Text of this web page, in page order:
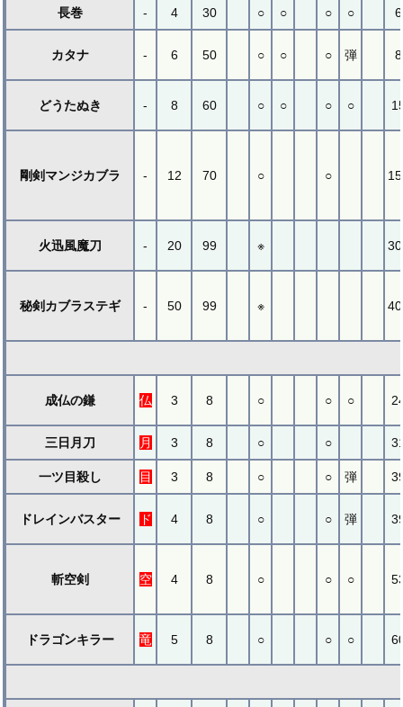
長巻 - 4 30 ○ ○ ○ ○
カタナ - 6 50 ○ ○ ○ 弾
どうたぬき - 8 60 ○ ○ ○ ○
剛剣マンジカブラ - 12 70 ○ ○
火迅風魔刀 - 20 99 ※
秘剣カブラステギ - 50 99 ※
成仏の鎌 仏 3 8 ○ ○ ○
三日月刀 月 3 8 ○ ○
一ツ目殺し 目 3 8 ○ ○ 弾
ドレインバスター ド 4 8 ○ ○ 弾
斬空剣 空 4 8 ○ ○ ○
ドラゴンキラー 竜 5 8 ○ ○ ○